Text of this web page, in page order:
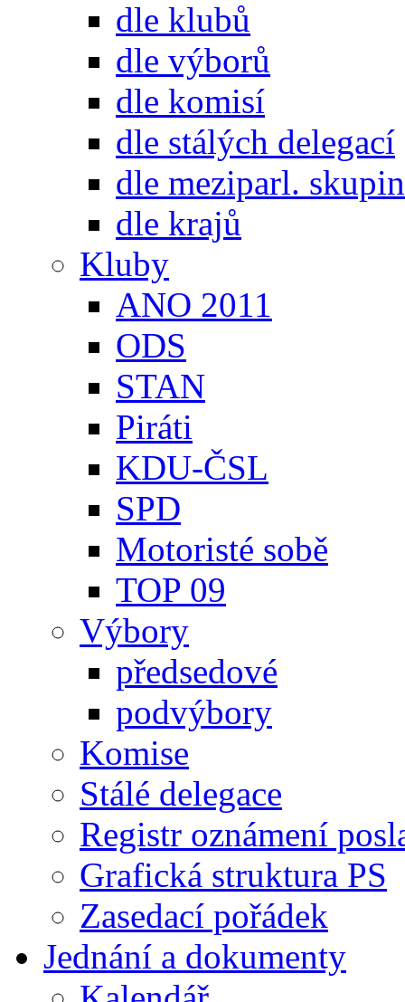
dle klubů
dle výborů
dle komisí
dle stálých delegací
dle meziparl. skupin
dle krajů
Kluby
ANO 2011
ODS
STAN
Piráti
KDU-ČSL
SPD
Motoristé sobě
TOP 09
Výbory
předsedové
podvýbory
Komise
Stálé delegace
Registr oznámení
Grafická struktura PS
Zasedací pořádek
Jednání a dokumenty